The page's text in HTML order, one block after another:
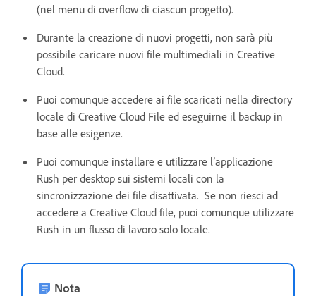
(nel menu di overflow di ciascun progetto).
Durante la creazione di nuovi progetti, non sarà più
possibile caricare nuovi file multimediali in Creative
Cloud.
Puoi comunque accedere ai file scaricati nella directory
locale di Creative Cloud File ed eseguirne il backup in
base alle esigenze.
Puoi comunque installare e utilizzare l’applicazione
Rush per desktop sui sistemi locali con la
sincronizzazione dei file disattivata. Se non riesci ad
accedere a Creative Cloud file, puoi comunque utilizzare
Rush in un flusso di lavoro solo locale.
Nota